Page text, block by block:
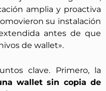
amplia y proactiva
su instalación
antes de que
de wallet».
clave. Primero, la
wallet sin copia de